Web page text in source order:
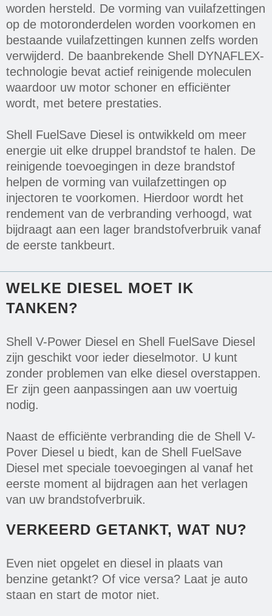
worden hersteld. De vorming van vuilafzettingen
op de motoronderdelen worden voorkomen en
bestaande vuilafzettingen kunnen zelfs worden
verwijderd. De baanbrekende Shell DYNAFLEX-
technologie bevat actief reinigende moleculen
waardoor uw motor schoner en efficiënter
wordt, met betere prestaties.
Shell FuelSave Diesel is ontwikkeld om meer
energie uit elke druppel brandstof te halen. De
reinigende toevoegingen in deze brandstof
helpen de vorming van vuilafzettingen op
injectoren te voorkomen. Hierdoor wordt het
rendement van de verbranding verhoogd, wat
bijdraagt aan een lager brandstofverbruik vanaf
de eerste tankbeurt.
WELKE DIESEL MOET IK
TANKEN?
Shell V-Power Diesel en Shell FuelSave Diesel
zijn geschikt voor ieder dieselmotor. U kunt
zonder problemen van elke diesel overstappen.
Er zijn geen aanpassingen aan uw voertuig
nodig.
Naast de efficiënte verbranding die de Shell V-
Pover Diesel u biedt, kan de Shell FuelSave
Diesel met speciale toevoegingen al vanaf het
eerste moment al bijdragen aan het verlagen
van uw brandstofverbruik.
VERKEERD GETANKT, WAT NU?
Even niet opgelet en diesel in plaats van
benzine getankt? Of vice versa? Laat je auto
staan en start de motor niet.